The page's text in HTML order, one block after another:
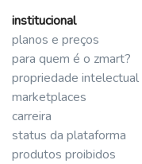
institucional
planos e preços
para quem é o zmart?
propriedade intelectual
marketplaces
carreira
status da plataforma
produtos proibidos